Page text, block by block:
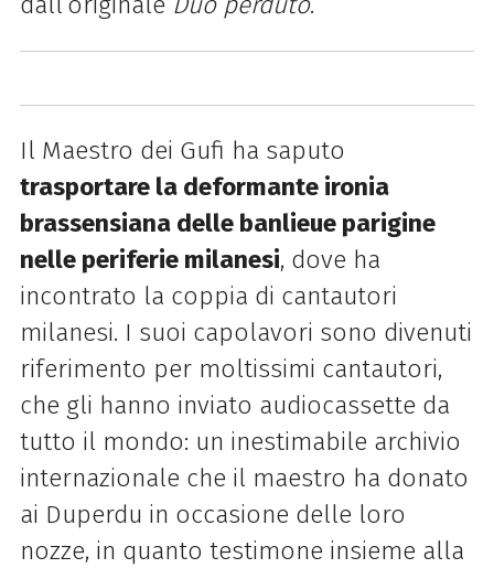
Il Maestro dei Gufi ha saputo
trasportare la deformante ironia
brassensiana delle banlieue parigine
nelle periferie milanesi, dove ha
incontrato la coppia di cantautori
milanesi. I suoi capolavori sono divenuti
riferimento per moltissimi cantautori,
che gli hanno inviato audiocassette da
tutto il mondo: un inestimabile archivio
internazionale che il maestro ha donato
ai Duperdu in occasione delle loro
nozze, in quanto testimone insieme alla